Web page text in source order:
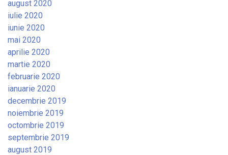
august 2020
iulie 2020
iunie 2020
mai 2020
aprilie 2020
martie 2020
februarie 2020
ianuarie 2020
decembrie 2019
noiembrie 2019
octombrie 2019
septembrie 2019
august 2019